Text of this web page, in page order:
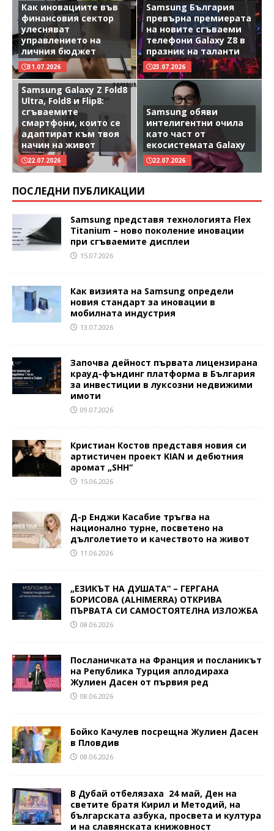
Как иновациите във
финансовия сектор
улесняват
управлението на
личния бюджет
31.07.2026
Samsung България
превърна премиерата
на новите сгъваеми
телефони Galaxy Z8 в
празник на таланти
23.07.2026
Samsung Galaxy Z Fold8
Ultra, Fold8 и Flip8:
сгъваемите
смартфони, които се
адаптират към твоя
начин на живот
22.07.2026
Samsung обяви
интелигентни очила
като част от
екосистемата Galaxy
22.07.2026
ПОСЛЕДНИ ПУБЛИКАЦИИ
Samsung представя технологията Flex
Titanium – ново поколение иновации
при сгъваемите дисплеи
15.07.2026
Как визията на Samsung определи
новия стандарт за иновации в
мобилната индустрия
13.07.2026
Започва дейност първата лицензирана
крауд-фъндинг платформа в България
за инвестиции в луксозни недвижими
имоти
09.07.2026
Кристиан Костов представя новия си
артистичен проект KIAN и дебютния
аромат „SHH“
15.06.2026
Д-р Енджи Касабие тръгва на
национално турне, посветено на
дълголетието и качеството на живот
11.06.2026
„ЕЗИКЪТ НА ДУШАТА“ – ГЕРГАНА
БОРИСОВА (ALHIMERRA) ОТКРИВА
ПЪРВАТА СИ САМОСТОЯТЕЛНА ИЗЛОЖБА
08.06.2026
Посланичката на Франция и посланикът
на Република Турция аплодираха
Жулиен Дасен от първия ред
08.06.2026
Бойко Качулев посрещна Жулиен Дасен
в Пловдив
08.06.2026
В Дубай отбелязаха 24 май, Ден на
светите братя Кирил и Методий, на
българската азбука, просвета и култура
и на славянската книжовност